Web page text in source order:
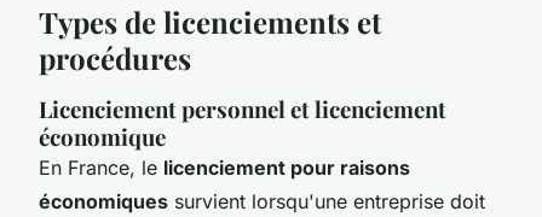
Types de licenciements et
procédures
Licenciement personnel et licenciement
économique
En France, le licenciement pour raisons
économiques survient lorsqu'une entreprise doit